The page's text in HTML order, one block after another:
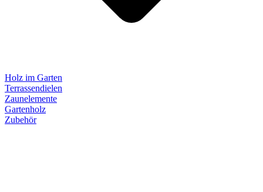
Holz im Garten
Terrassendielen
Zaunelemente
Gartenholz
Zubehör